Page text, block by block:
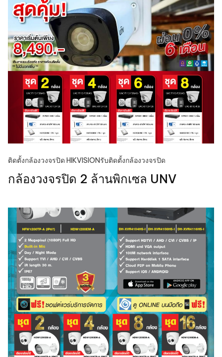
ติดตั้งกล้องวงจรปิด HIKVISIONรับติดตั้งกล้องวงจรปิด
กล้องวงจรปิด 2 ล้านพิกเซล UNV